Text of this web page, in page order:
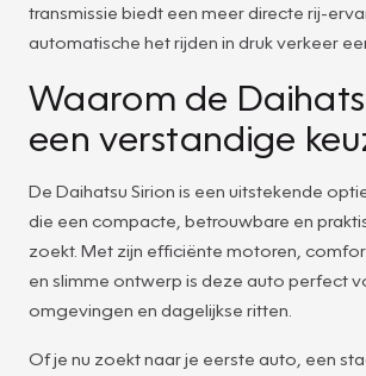
transmissie biedt een meer directe rij-
automatische het rijden in druk verkeer
Waarom de
een verstandige
De Daihatsu Sirion is een uitstekende
die een compacte, betrouwbare en
zoekt. Met zijn efficiënte motoren,
en slimme ontwerp is deze auto perfect
omgevingen en dagelijkse ritten.
Of je nu zoekt naar je eerste auto, een